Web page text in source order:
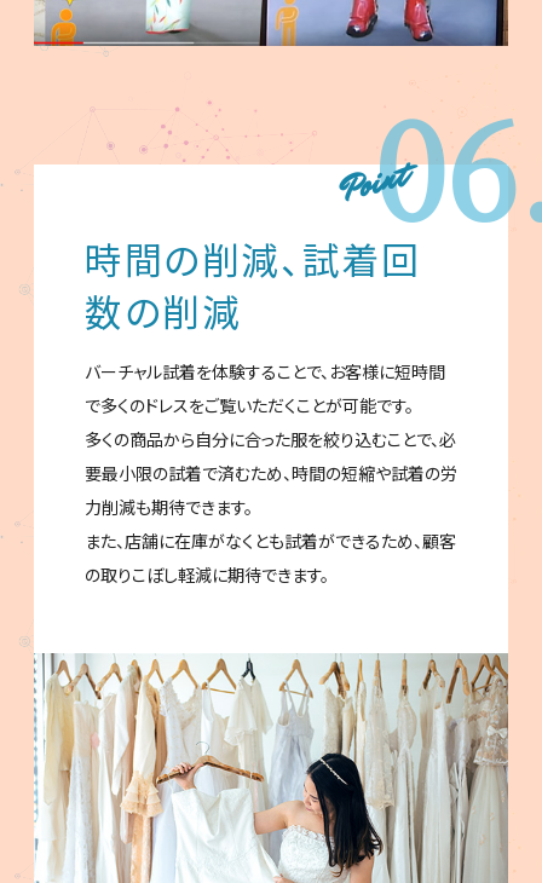
時間の削減、試着回
数の削減
バーチャル試着を体験することで、お客様に短時間
で多くのドレスをご覧いただくことが可能です。
多くの商品から自分に合った服を絞り込むことで、必
要最小限の試着で済むため、時間の短縮や試着の労
力削減も期待できます。
また、店舗に在庫がなくとも試着ができるため、顧客
の取りこぼし軽減に期待できます。